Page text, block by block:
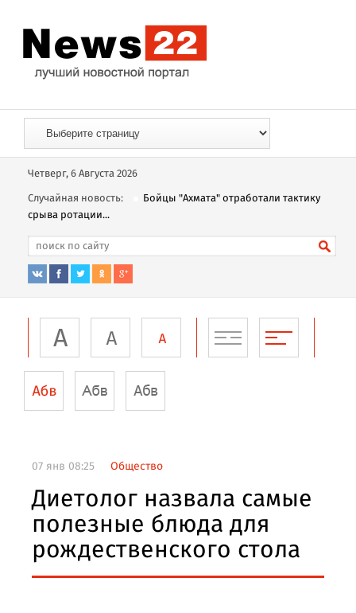
Четверг, 6 Августа 2026
Случайная новость:
Бойцы "Ахмата" отработали тактику
срыва ротации...
07 янв 08:25 Общество
Диетолог назвала самые
полезные блюда для
рождественского стола